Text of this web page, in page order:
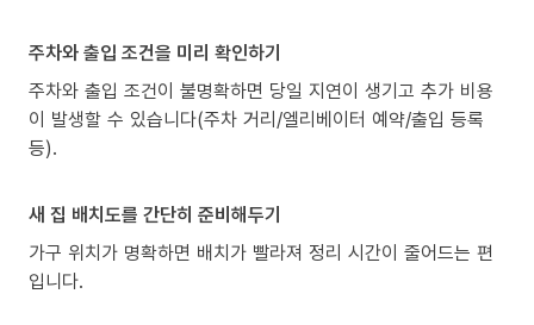
주차와 출입 조건을 미리 확인하기
주차와 출입 조건이 불명확하면 당일 지연이 생기고 추가 비용
이 발생할 수 있습니다(주차 거리/엘리베이터 예약/출입 등록
등).
새 집 배치도를 간단히 준비해두기
가구 위치가 명확하면 배치가 빨라져 정리 시간이 줄어드는 편
입니다.